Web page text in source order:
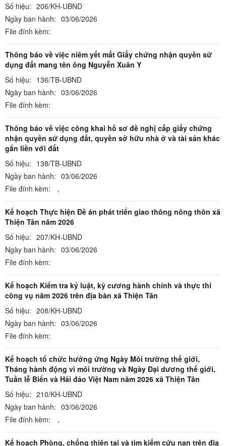
Số hiệu: 206/KH-UBND
Ngày ban hành: 03/06/2026
File đính kèm:
Thông báo về việc niêm yết mất Giấy chứng nhận quyền sử
dụng đất mang tên ông Nguyễn Xuân Y
Số hiệu: 136/TB-UBND
Ngày ban hành: 03/06/2026
File đính kèm:
Thông báo về việc công khai hồ sơ đề nghị cấp giấy chứng
nhận quyền sử dụng đất, quyền sở hữu nhà ở và tài sản khác
gắn liền với đất
Số hiệu: 138/TB-UBND
Ngày ban hành: 03/06/2026
File đính kèm:
,
Kế hoạch Thực hiện Đề án phát triển giao thông nông thôn xã
Thiện Tân năm 2026
Số hiệu: 207/KH-UBND
Ngày ban hành: 03/06/2026
File đính kèm:
Kế hoạch Kiểm tra kỷ luật, kỷ cương hành chính và thực thi
công vụ năm 2026 trên địa bàn xã Thiện Tân
Số hiệu: 208/KH-UBND
Ngày ban hành: 03/06/2026
File đính kèm:
Kế hoạch tổ chức hưởng ứng Ngày Môi trường thế giới,
Tháng hành động vì môi trường và Ngày Đại dương thế giới,
Tuần lễ Biển và Hải đảo Việt Nam năm 2026 xã Thiện Tân
Số hiệu: 210/KH-UBND
Ngày ban hành: 03/06/2026
File đính kèm:
,
Kế hoạch Phòng, chống thiên tai và tìm kiếm cứu nạn trên địa